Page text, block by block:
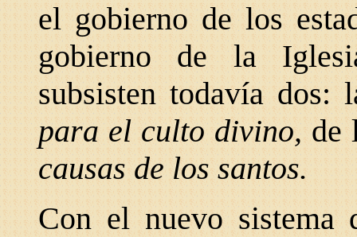
el gobierno de los
gobierno de la
subsisten todavía
para el culto divino,de
causas de los santos.
Con el nuevo sistema